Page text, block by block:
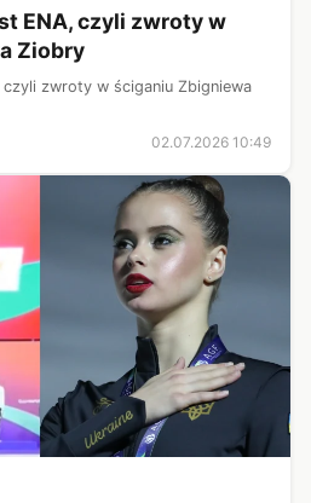
ENA, czyli zwroty w
Ziobry
zwroty w ściganiu Zbigniewa
02.07.2026 10:49